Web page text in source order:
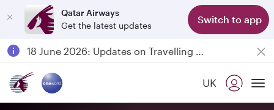
Qatar Airways
Get the latest updates
Switch to app
Passengers flying between Doha and Auckland on QR914 and QR915
18 June 2026: Updates on Travelling with Power Banks
UK